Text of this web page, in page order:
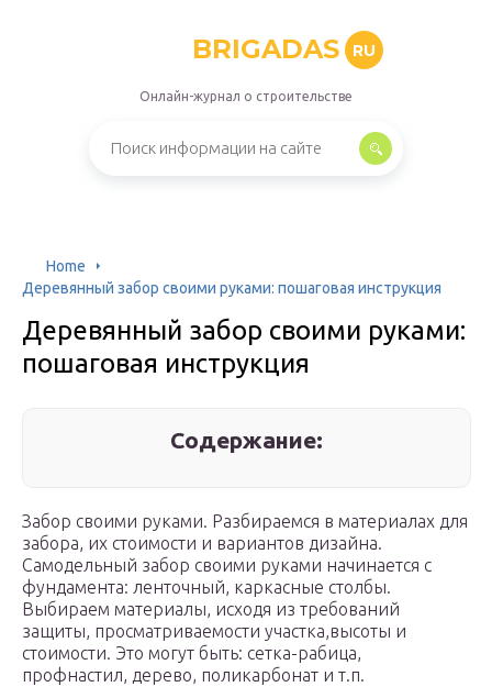
BRIGADAS RU
Онлайн-журнал о строительстве
Home
Деревянный забор своими руками: пошаговая инструкция
Деревянный забор своими руками:
пошаговая инструкция
Содержание:
Забор своими руками. Разбираемся в материалах для
забора, их стоимости и вариантов дизайна.
Самодельный забор своими руками начинается с
фундамента: ленточный, каркасные столбы.
Выбираем материалы, исходя из требований
защиты, просматриваемости участка,высоты и
стоимости. Это могут быть: сетка-рабица,
профнастил, дерево, поликарбонат и т.п.